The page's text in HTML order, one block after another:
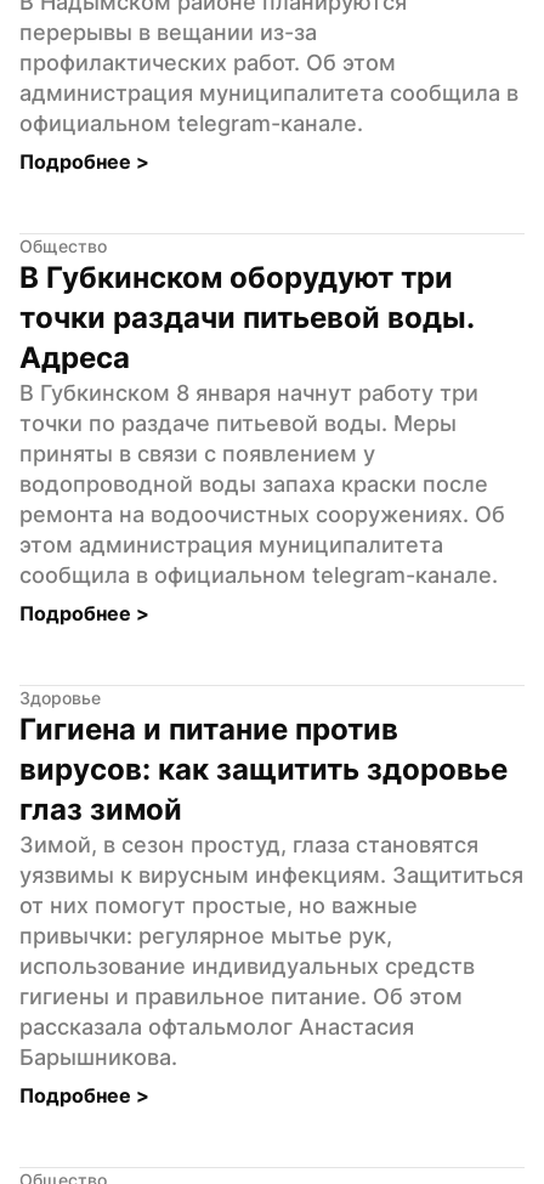
перерывы в вещании из-за
профилактических работ. Об этом
администрация муниципалитета сообщила в
официальном telegram-канале.
Подробнее >
Общество
В Губкинском оборудуют три
точки раздачи питьевой воды.
Адреса
В Губкинском 8 января начнут работу три
точки по раздаче питьевой воды. Меры
приняты в связи с появлением у
водопроводной воды запаха краски после
ремонта на водоочистных сооружениях. Об
этом администрация муниципалитета
сообщила в официальном telegram-канале.
Подробнее >
Здоровье
Гигиена и питание против
вирусов: как защитить здоровье
глаз зимой
Зимой, в сезон простуд, глаза становятся
уязвимы к вирусным инфекциям. Защититься
от них помогут простые, но важные
привычки: регулярное мытье рук,
использование индивидуальных средств
гигиены и правильное питание. Об этом
рассказала офтальмолог Анастасия
Барышникова.
Подробнее >
Общество